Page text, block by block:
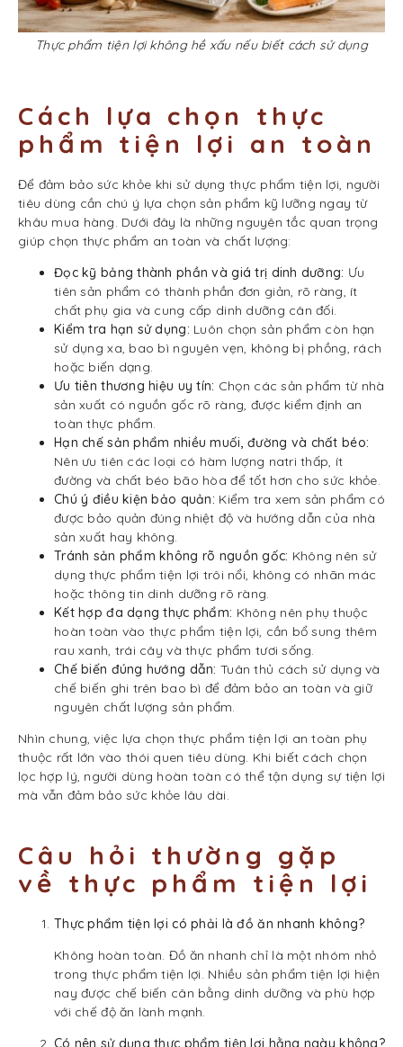
Thực phẩm tiện lợi không hề xấu nếu biết cách sử dụng
Cách lựa chọn thực
phẩm tiện lợi an toàn
Để đảm bảo sức khỏe khi sử dụng thực phẩm tiện lợi, người
tiêu dùng cần chú ý lựa chọn sản phẩm kỹ lưỡng ngay từ
khâu mua hàng. Dưới đây là những nguyên tắc quan trọng
giúp chọn thực phẩm an toàn và chất lượng:
Đọc kỹ bảng thành phần và giá trị dinh dưỡng: Ưu
tiên sản phẩm có thành phần đơn giản, rõ ràng, ít
chất phụ gia và cung cấp dinh dưỡng cân đối.
Kiểm tra hạn sử dụng: Luôn chọn sản phẩm còn hạn
sử dụng xa, bao bì nguyên vẹn, không bị phồng, rách
hoặc biến dạng.
Ưu tiên thương hiệu uy tín: Chọn các sản phẩm từ nhà
sản xuất có nguồn gốc rõ ràng, được kiểm định an
toàn thực phẩm.
Hạn chế sản phẩm nhiều muối, đường và chất béo:
Nên ưu tiên các loại có hàm lượng natri thấp, ít
đường và chất béo bão hòa để tốt hơn cho sức khỏe.
Chú ý điều kiện bảo quản: Kiểm tra xem sản phẩm có
được bảo quản đúng nhiệt độ và hướng dẫn của nhà
sản xuất hay không.
Tránh sản phẩm không rõ nguồn gốc: Không nên sử
dụng thực phẩm tiện lợi trôi nổi, không có nhãn mác
hoặc thông tin dinh dưỡng rõ ràng.
Kết hợp đa dạng thực phẩm: Không nên phụ thuộc
hoàn toàn vào thực phẩm tiện lợi, cần bổ sung thêm
rau xanh, trái cây và thực phẩm tươi sống.
Chế biến đúng hướng dẫn: Tuân thủ cách sử dụng và
chế biến ghi trên bao bì để đảm bảo an toàn và giữ
nguyên chất lượng sản phẩm.
Nhìn chung, việc lựa chọn thực phẩm tiện lợi an toàn phụ
thuộc rất lớn vào thói quen tiêu dùng. Khi biết cách chọn
lọc hợp lý, người dùng hoàn toàn có thể tận dụng sự tiện lợi
mà vẫn đảm bảo sức khỏe lâu dài.
Câu hỏi thường gặp
về thực phẩm tiện lợi
Thực phẩm tiện lợi có phải là đồ ăn nhanh không?
Không hoàn toàn. Đồ ăn nhanh chỉ là một nhóm nhỏ
trong thực phẩm tiện lợi. Nhiều sản phẩm tiện lợi hiện
nay được chế biến cân bằng dinh dưỡng và phù hợp
với chế độ ăn lành mạnh.
Có nên sử dụng thực phẩm tiện lợi hằng ngày không?